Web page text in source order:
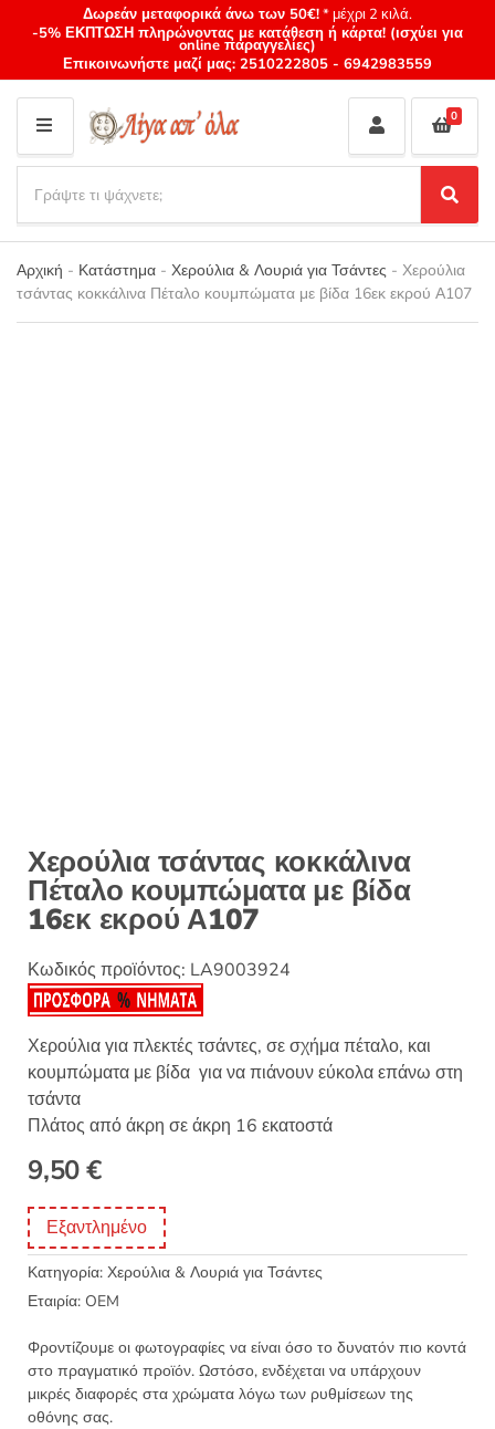
Δωρεάν μεταφορικά άνω των 50€!* μέχρι 2 κιλά.
-5% ΕΚΠΤΩΣΗ πληρώνοντας με κατάθεση ή κάρτα! (ισχύει για
online παραγγελίες)
Επικοινωνήστε μαζί μας: 2510222805 - 6942983559
M
E
N
U
Category
name
a
r
c
h
p
S
e
a
r
c
0
Αρχική - Κατάστημα - Χερούλια & Λουριά για Τσάντες - Χερούλια
τσάντας κοκκάλινα Πέταλο κουμπώματα με βίδα 16εκ εκρού Α107
Χερούλια τσάντας κοκκάλινα
Πέταλο κουμπώματα με βίδα
16εκ εκρού Α107
Κωδικός προϊόντος: LA9003924
Χερούλια για πλεκτές τσάντες, σε σχήμα πέταλο, και
κουμπώματα με βίδα για να πιάνουν εύκολα επάνω στη
τσάντα
Πλάτος από άκρη σε άκρη 16 εκατοστά
9,50€
Εξαντλημένο
Κατηγορία: Χερούλια & Λουριά για Τσάντες
Εταιρία: OEM
Φροντίζουμε οι φωτογραφίες να είναι όσο το δυνατόν πιο κοντά
στο πραγματικό προϊόν. Ωστόσο, ενδέχεται να υπάρχουν
μικρές διαφορές στα χρώματα λόγω των ρυθμίσεων της
οθόνης σας.